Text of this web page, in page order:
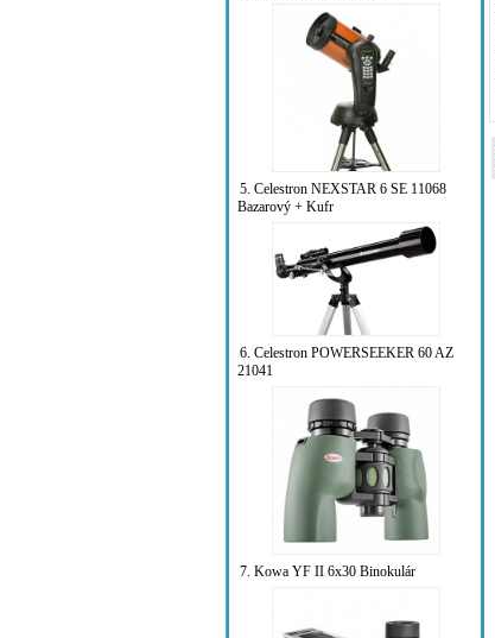
5. Celestron NEXSTAR 6 SE 11068
Bazarový + Kufr
6. Celestron POWERSEEKER 60 AZ
21041
7. Kowa YF II 6x30 Binokulár